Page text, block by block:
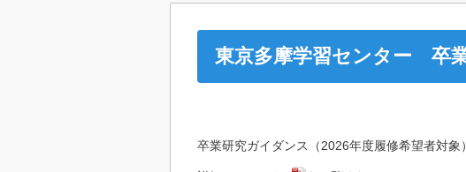
東京多摩学習センター 卒
卒業研究ガイダンス（2026年度履修希望者対象